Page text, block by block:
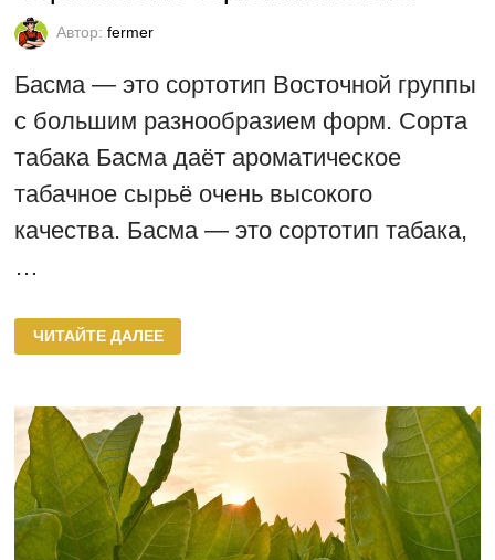
Автор: fermer
Басма — это сортотип Восточной группы
с большим разнообразием форм. Сорта
табака Басма даёт ароматическое
табачное сырьё очень высокого
качества. Басма — это сортотип табака,
…
СОРТА
ТАБАКА
СОРТОТИПА
ЧИТАЙТЕ ДАЛЕЕ